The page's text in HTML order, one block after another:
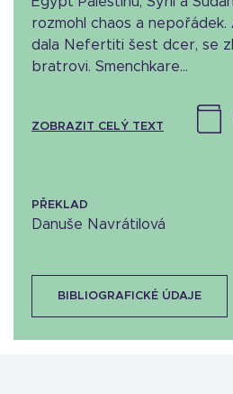
rozmohl chaos a nepořádek.
dala Nefertiti šest dcer, se
bratrovi. Smenchkare...
ZOBRAZIT CELÝ TEXT
PŘEKLAD
Danuše Navrátilová
BIBLIOGRAFICKÉ ÚDAJE